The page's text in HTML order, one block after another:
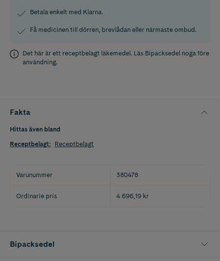
Betala enkelt med Klarna.
Få medicinen till dörren, brevlådan eller närmaste ombud.
Det här är ett receptbelagt läkemedel. Läs Bipacksedel noga före
användning.
Fakta
Hittas även bland
Receptbelagt: Receptbelagt
Varunummer 380478
Ordinarie pris 4 696,19 kr
Bipacksedel